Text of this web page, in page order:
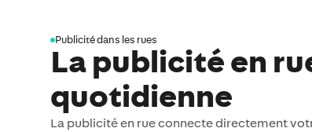
Publicité dans les rues
La publicité en
quotidienne
La publicité en rue connecte directement